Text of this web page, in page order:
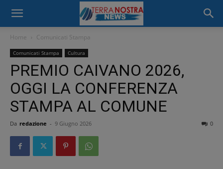
Home Comunicati Stampa
Comunicati Stampa Cultura
PREMIO CAIVANO 2026,
OGGI LA CONFERENZA
STAMPA AL COMUNE
Da redazione - 9 Giugno 2026 0